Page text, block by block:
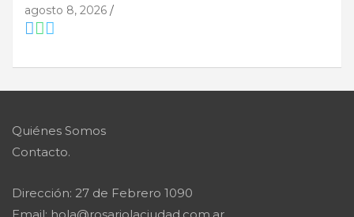
agosto 8, 2026
Quiénes Somos
Contacto.
Dirección: 27 de Febrero 1090